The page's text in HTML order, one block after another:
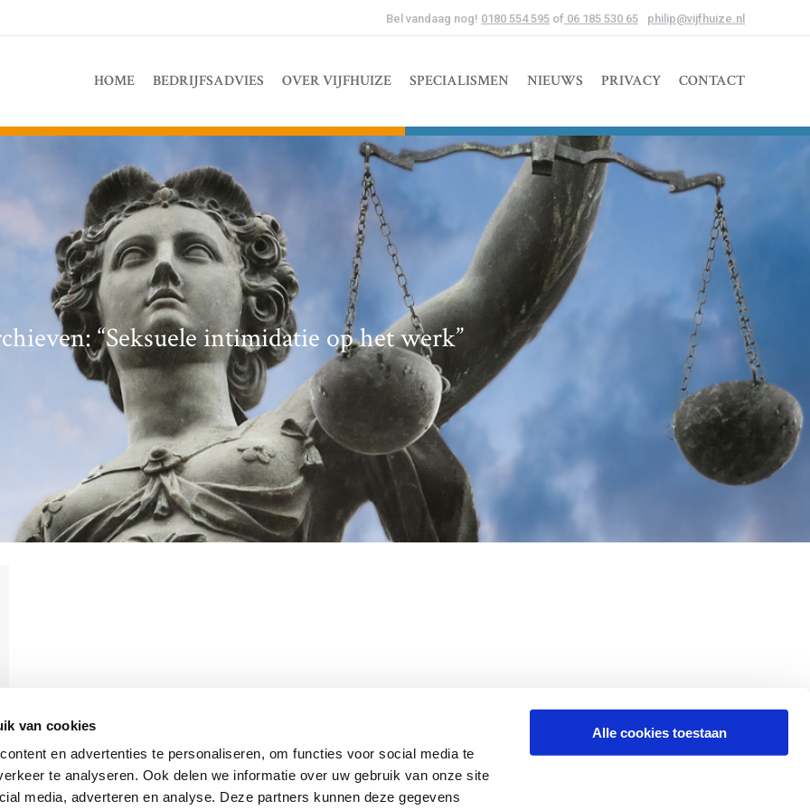
van cookies
en advertenties te personaliseren, om functies voor social media te
te analyseren. Ook delen we informatie over uw gebruik van onze site
media, adverteren en analyse. Deze partners kunnen deze gegevens
Alle cookies toestaan
Bel vandaag nog! 0180 554 595 of 06 185 530 65 philip@vijfhuize.nl
HOME BEDRIJFSADVIES OVER VIJFHUIZE SPECIALISMEN NIEUWS PRIVACY CONTACT
“Seksuele intimidatie op het werk”